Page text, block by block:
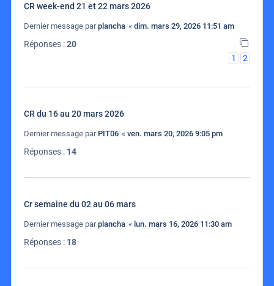
CR week-end 21 et 22 mars 2026
Dernier message parplancha « dim. mars 29, 2026 11:51 am
Réponses :20
1
2
CR du 16 au 20 mars 2026
Dernier message par PIT06 « ven. mars 20, 2026 9:05 pm
Réponses : 14
Cr semaine du 02 au 06 mars
Dernier message parplancha « lun. mars 16, 2026 11:30 am
Réponses : 18